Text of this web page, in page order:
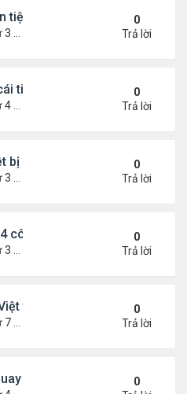
tiệm nail người Việt
4:25 pm
0
Trả lời
tiệm Dollar Tree
7:25 pm
0
Trả lời
bị bắn trọng thương trong vụ
6:27 pm
0
Trả lời
công dân VN bị Mỹ trục xuất
5:09 pm
0
Trả lời
tử vong do bị cuốn vào máy
4:50 pm
0
Trả lời
lén hơn 100 phụ nữ trong
0